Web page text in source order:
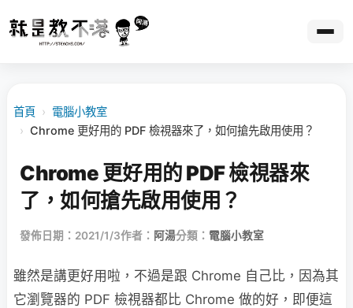
首頁 › 電腦小教室
› Chrome 更好用的 PDF 檢視器來了，如何搶先啟用使用？
Chrome 更好用的 PDF 檢視器來
了，如何搶先啟用使用？
發佈日期：2021/1/3作者： 阿湯分類： 電腦小教室
雖然是講更好用啦，不過是跟 Chrome 自己比，因為其
它瀏覽器的 PDF 檢視器都比 Chrome 做的好，即便這